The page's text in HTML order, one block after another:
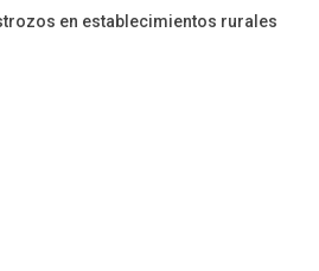
en establecimientos rurales